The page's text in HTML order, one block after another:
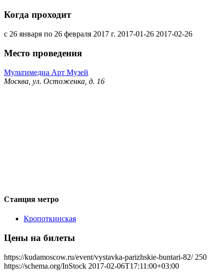
Когда проходит
с 26 января по 26 февраля 2017 г. 2017-01-26 2017-02-26
Место проведения
Мультимедиа Арт Музей
Москва, ул. Остоженка, д. 16
Станция метро
Кропоткинская
Цены на билеты
https://kudamoscow.ru/event/vystavka-parizhskie-buntari-82/ 250
https://schema.org/InStock 2017-02-06T17:11:00+03:00